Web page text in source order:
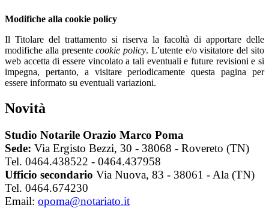
Modifiche alla cookie policy
Il Titolare del trattamento si riserva la facoltà di apportare delle
modifiche alla presentecookie policy. L’utente e/o visitatore del sito
web accetta di essere vincolato a tali eventuali e future revisioni e si
impegna, pertanto, a visitare periodicamente questa pagina per
essere informato su eventuali variazioni.
Novità
Studio Notarile Orazio Marco Poma
Sede: Via Ergisto Bezzi, 30 - 38068 - Rovereto (TN)
Tel. 0464.438522 - 0464.437958
Ufficio secondario Via Nuova, 83 - 38061 - Ala (TN)
Tel. 0464.674230
Email: opoma@notariato.it